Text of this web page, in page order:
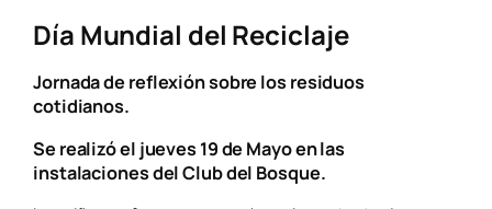
Día Mundial del Reciclaje
Jornada de reflexión sobre los residuos
cotidianos.
Se realizó el jueves 19 de Mayo en las
instalaciones del Club del Bosque.